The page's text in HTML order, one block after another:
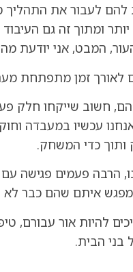
להם לעבור את
ומתוך זה גם
המבט, אני יודעת
לאורך זמן מתפתחת
חשוב שייקחו חלק
עכשיו במעבדה
כדי המשחק.
הרבה פעמים פגישה
איתם שהם כבר לא
להיות אור
בני הבית.